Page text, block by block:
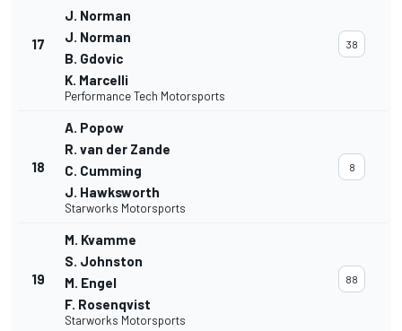
17
J. Norman
J. Norman
B. Gdovic
K. Marcelli
Performance Tech Motorsports
38
18
A. Popow
R. van der Zande
C. Cumming
J. Hawksworth
Starworks Motorsports
8
19
M. Kvamme
S. Johnston
M. Engel
F. Rosenqvist
Starworks Motorsports
88